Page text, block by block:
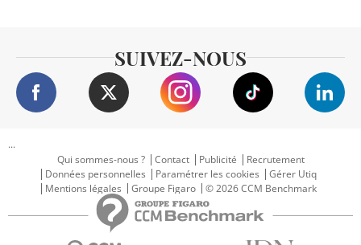
SUIVEZ-NOUS
...
Qui sommes-nous ?
Contact Publicité
Recrutement
Données personnelles
Paramétrer les cookies
Gérer Utiq
Mentions légales
Groupe Figaro © 2026 CCM Benchmark